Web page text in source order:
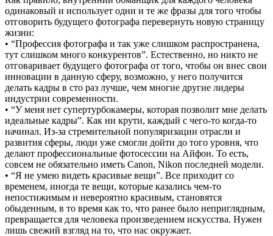
одинаковый и использует одни и те же фразы для того чтобы
отговорить будущего фотографа перевернуть новую страницу
жизни:
• “Профессия фотографа и так уже слишком распространена,
тут слишком много конкурентов”. Естественно, но никто не
отговаривает будущего фотографа от того, чтобы он внес свои
инновации в данную сферу, возможно, у него получится
делать кадры в сто раз лучше, чем многие другие лидеры
индустрии современности.
• “У меня нет супертурбокамеры, которая позволит мне делать
идеальные кадры”. Как ни крути, каждый с чего-то когда-то
начинал. Из-за стремительной популяризации отрасли и
развития сферы, люди уже смогли дойти до того уровня, что
делают профессиональные фотосессии на Айфон. То есть,
совсем не обязательно иметь Canon, Nikon последней модели.
• “Я не умею видеть красивые вещи”. Все приходит со
временем, иногда те вещи, которые казались чем-то
непостижимым и невероятно красивым, становятся
обыденным, в то время как то, что ранее было неприглядным,
превращается для человека произведением искусства. Нужен
лишь свежий взгляд на то, что нас окружает.